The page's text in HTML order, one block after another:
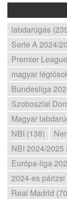
labdarúgás
Serie A 2024/
Premier
magyar
Bundesliga
Szoboszlai
Magyar
NBI (138)
NBI 2024/2025
Európa-liga
2024-es
Real Madrid